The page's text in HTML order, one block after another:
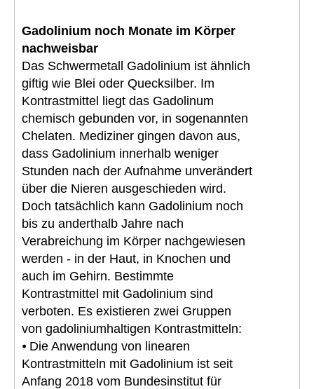
Gadolinium noch Monate im Körper
nachweisbar
Das Schwermetall Gadolinium ist ähnlich
giftig wie Blei oder Quecksilber. Im
Kontrastmittel liegt das Gadolinum
chemisch gebunden vor, in sogenannten
Chelaten. Mediziner gingen davon aus,
dass Gadolinium innerhalb weniger
Stunden nach der Aufnahme unverändert
über die Nieren ausgeschieden wird.
Doch tatsächlich kann Gadolinium noch
bis zu anderthalb Jahre nach
Verabreichung im Körper nachgewiesen
werden - in der Haut, in Knochen und
auch im Gehirn. Bestimmte
Kontrastmittel mit Gadolinium sind
verboten. Es existieren zwei Gruppen
von gadoliniumhaltigen Kontrastmitteln:
⦁ Die Anwendung von linearen
Kontrastmitteln mit Gadolinium ist seit
Anfang 2018 vom Bundesinstitut für